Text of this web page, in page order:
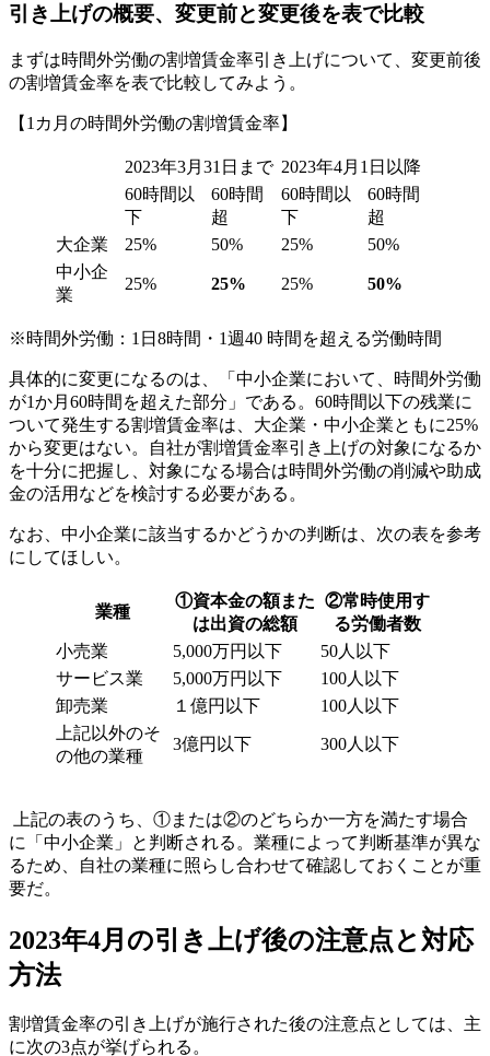
引き上げの概要、変更前と変更後を表で比較
まずは時間外労働の割増賃金率引き上げについて、変更前後
の割増賃金率を表で比較してみよう。
【1カ月の時間外労働の割増賃金率】
2023年3月31日まで 2023年4月1日以降
60時間以
下
60時間
超
60時間以
下
60時間
超
大企業
25% 50% 25%
50%
中小企
業
25% 25% 25% 50%
※時間外労働：1日8時間・1週40 時間を超える労働時間
具体的に変更になるのは、「中小企業において、時間外労働
が1か月60時間を超えた部分」である。60時間以下の残業に
ついて発生する割増賃金率は、大企業・中小企業ともに25%
から変更はない。自社が割増賃金率引き上げの対象になるか
を十分に把握し、対象になる場合は時間外労働の削減や助成
金の活用などを検討する必要がある。
なお、中小企業に該当するかどうかの判断は、次の表を参考
にしてほしい。
業種
①資本金の額また
は出資の総額
②常時使用す
る労働者数
小売業
5,000万円以下
50人以下
サービス業
5,000万円以下
100人以下
卸売業
１億円以下
100人以下
上記以外のそ
の他の業種
3億円以下 300人以下
上記の表のうち、①または②のどちらか一方を満たす場合
に「中小企業」と判断される。業種によって判断基準が異な
るため、自社の業種に照らし合わせて確認しておくことが重
要だ。
2023年4月の引き上げ後の注意点と対応
方法
割増賃金率の引き上げが施行された後の注意点としては、主
に次の3点が挙げられる。